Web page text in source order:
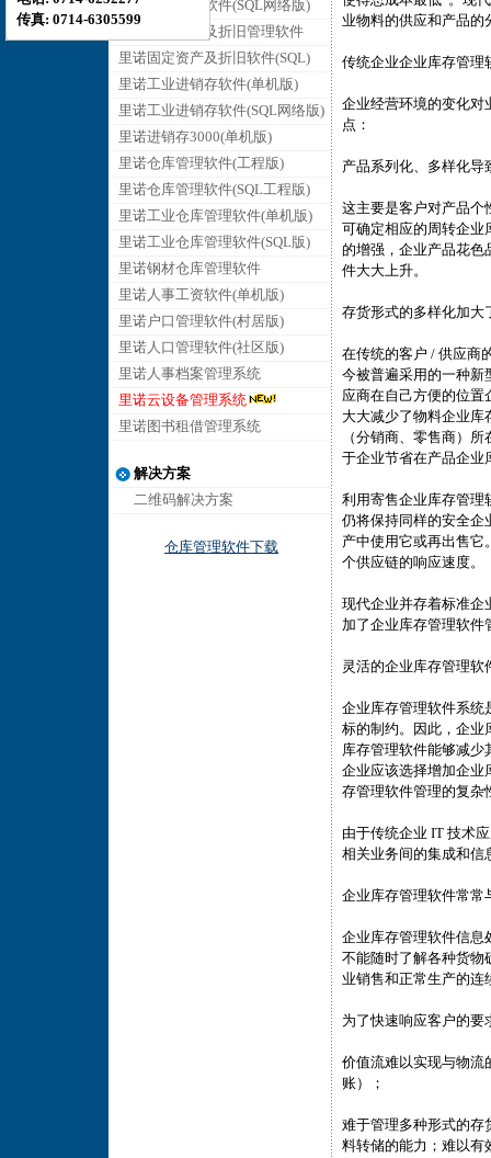
里诺采购管理软件(SQL网络版)
里诺固定资产及折旧管理软件
里诺固定资产及折旧软件(SQL)
里诺工业进销存软件(单机版)
里诺工业进销存软件(SQL网络版)
里诺进销存3000(单机版)
里诺仓库管理软件(工程版)
里诺仓库管理软件(SQL工程版)
里诺工业仓库管理软件(单机版)
里诺工业仓库管理软件(SQL版)
里诺钢材仓库管理软件
里诺人事工资软件(单机版)
里诺户口管理软件(村居版)
里诺人口管理软件(社区版)
里诺人事档案管理系统
里诺云设备管理系统
里诺图书租借管理系统
解决方案
二维码解决方案
仓库管理软件下载
业物料的供应和产品的
传统企业企业库存管理
企业经营环境的变化对
点：
产品系列化、多样化导
这主要是客户对产品个
可确定相应的周转企
的增强，企业产品花色
件大大上升。
存货形式的多样化加大
在传统的客户 / 供应商
今被普遍采用的一种新
应商在自己方便的位置
大大减少了物料企业库
（分销商、零售商）
于企业节省在产品企业
利用寄售企业库存管理
仍将保持同样的安全企
产中使用它或再出售它
个供应链的响应速度。
现代企业并存着标准企
加了企业库存管理软件
灵活的企业库存管理软
企业库存管理软件系统
标的制约。因此，企业
库存管理软件能够减少
企业应该选择增加企业
存管理软件管理的复杂
由于传统企业 IT 技术
相关业务间的集成和信
企业库存管理软件常常
企业库存管理软件信息
不能随时了解各种货物
业销售和正常生产的连
为了快速响应客户的要
价值流难以实现与物流
账）；
难于管理多种形式的存
料转储的能力；难以有
传真: 0714-6305599